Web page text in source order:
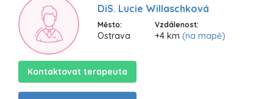
DiS. Lucie Willaschková
Město:
Ostrava
Vzdálenost:
+4 km (na mapě)
Kontaktovat terapeuta